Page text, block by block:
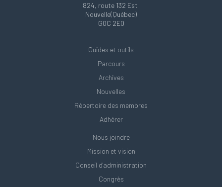
824, route 132 Est
Nouvelle(Québec)
G0C 2E0
Guides et outils
Parcours
Archives
Nouvelles
Répertoire des membres
Adhérer
Nous joindre
Mission et vision
Conseil d'administration
Congrès